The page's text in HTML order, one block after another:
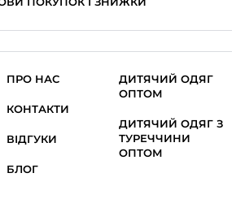
ПРО НАС
КОНТАКТИ
ВІДГУКИ
БЛОГ
ДИТЯЧИЙ ОДЯГ
ОПТОМ
ДИТЯЧИЙ ОДЯГ З
ТУРЕЧЧИНИ
ОПТОМ